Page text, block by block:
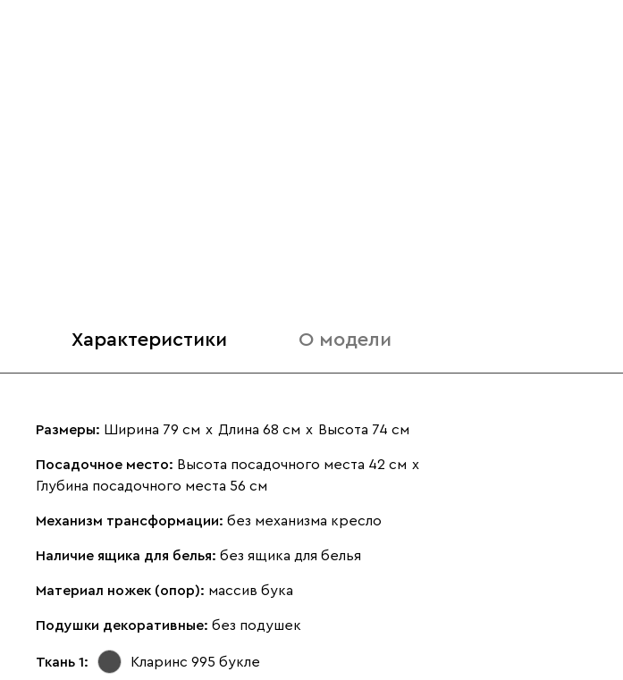
Характеристики О модели
Размеры: Ширина 79 см х Длина 68 см х Высота 74 см
Посадочное место: Высота посадочного места 42 см х
Глубина посадочного места 56 см
Механизм трансформации: без механизма кресло
Наличие ящика для белья: без ящика для белья
Материал ножек (опор): массив бука
Подушки декоративные: без подушек
Ткань 1: Кларинс 995 букле